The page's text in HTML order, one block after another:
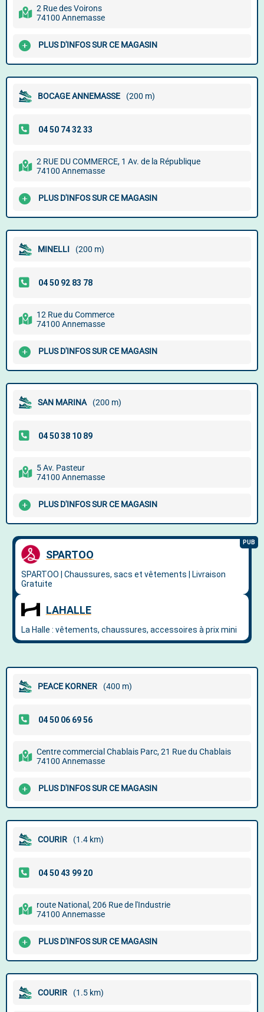
2 Rue des Voirons
74100 Annemasse
PLUS D'INFOS SUR CE MAGASIN
BOCAGE ANNEMASSE (200 m)
2 RUE DU COMMERCE, 1 Av. de la République
74100 Annemasse
PLUS D'INFOS SUR CE MAGASIN
MINELLI (200 m)
12 Rue du Commerce
74100 Annemasse
PLUS D'INFOS SUR CE MAGASIN
SAN MARINA (200 m)
5 Av. Pasteur
74100 Annemasse
PLUS D'INFOS SUR CE MAGASIN
PEACE KORNER (400 m)
Centre commercial Chablais Parc, 21 Rue du Chablais
74100 Annemasse
PLUS D'INFOS SUR CE MAGASIN
COURIR (1.4 km)
route National, 206 Rue de l'Industrie
74100 Annemasse
PLUS D'INFOS SUR CE MAGASIN
COURIR (1.5 km)